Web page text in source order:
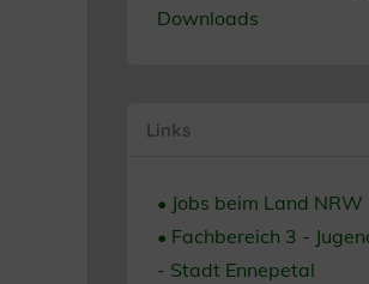
Downloads
Links
• Jobs beim Land NRW
• Fachbereich 3 -
- Stadt Ennepetal